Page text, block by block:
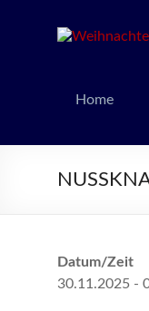
Home
Datum/Zeit
30.11.2025 -